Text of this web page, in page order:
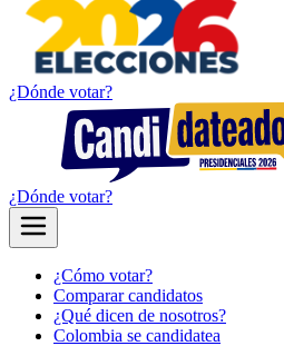
¿Dónde votar?
¿Dónde votar?
¿Cómo votar?
Comparar candidatos
¿Qué dicen de nosotros?
Colombia se candidatea